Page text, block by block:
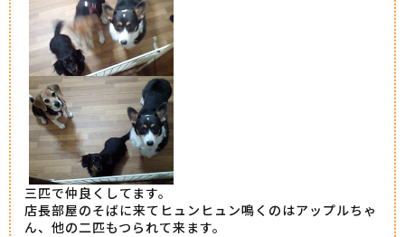
三匹で仲良くしてます。
店長部屋のそばに来てヒュンヒュン鳴くのはアップルちゃ
ん、他の二匹もつられて来ます。